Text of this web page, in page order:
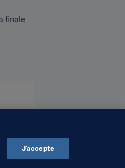
finale
J’accepte